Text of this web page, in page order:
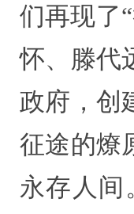
们再现了
怀、滕代
政府，创
征途的燎
永存人间